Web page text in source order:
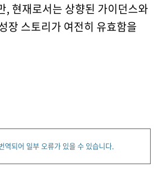
, 현재로서는 상향된 가이던스와
장 스토리가 여전히 유효함을
역되어 일부 오류가 있을 수 있습니다.